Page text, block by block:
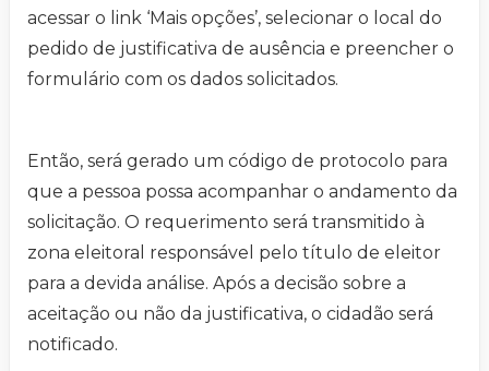
acessar o link ‘Mais opções’, selecionar o local do
pedido de justificativa de ausência e preencher o
formulário com os dados solicitados.
Então, será gerado um código de protocolo para
que a pessoa possa acompanhar o andamento da
solicitação. O requerimento será transmitido à
zona eleitoral responsável pelo título de eleitor
para a devida análise. Após a decisão sobre a
aceitação ou não da justificativa, o cidadão será
notificado.